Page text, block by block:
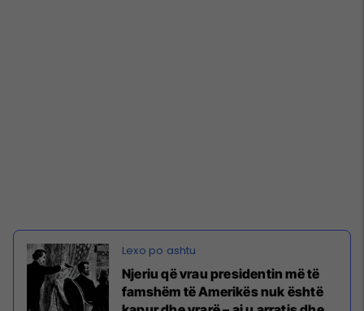
Njeriu që vrau presidentin më të
famshëm të Amerikës nuk është